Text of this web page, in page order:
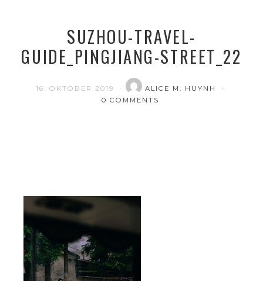
SUZHOU-TRAVEL-
GUIDE_PINGJIANG-STREET_22
16. OKTOBER 2019
ALICE M. HUYNH
0 COMMENTS